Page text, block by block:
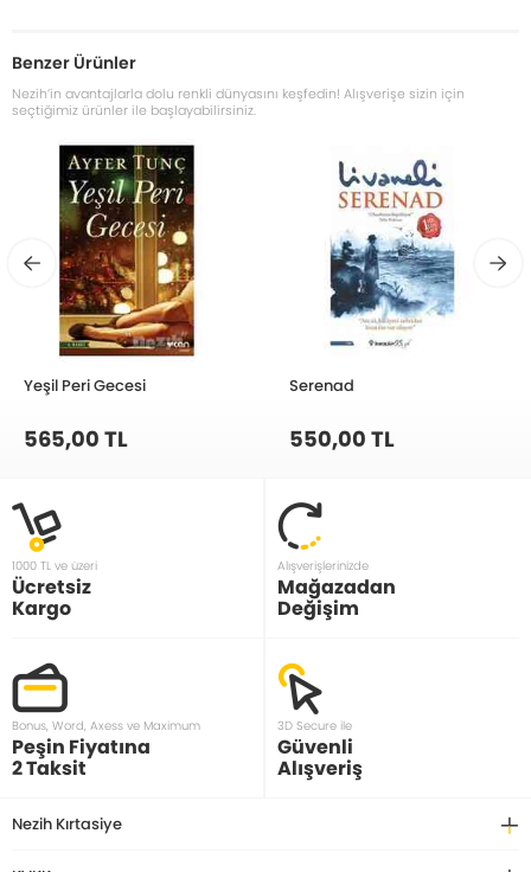
Benzer Ürünler
Nezih’in avantajlarla dolu renkli dünyasını keşfedin! Alışverişe sizin için
seçtiğimiz ürünler ile başlayabilirsiniz.
Yeşil Peri Gecesi
565,00 TL
Serenad
550,00 TL
1000 TL ve üzeri
Ücretsiz
Kargo
Alışverişlerinizde
Mağazadan
Değişim
Bonus, Word, Axess ve Maximum
Peşin Fiyatına
2 Taksit
3D Secure ile
Güvenli
Alışveriş
Nezih Kırtasiye